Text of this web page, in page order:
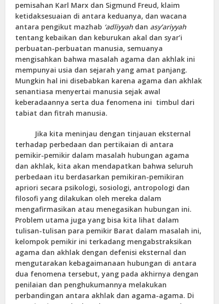
pemisahan Karl Marx dan Sigmund Freud, klaim
ketidaksesuaian di antara keduanya, dan wacana
antara pengikut mazhab ‘adliyyah dan asy’ariyyah
tentang kebaikan dan keburukan akal dan syar’i
perbuatan-perbuatan manusia, semuanya
mengisahkan bahwa masalah agama dan akhlak ini
mempunyai usia dan sejarah yang amat panjang.
Mungkin hal ini disebabkan karena agama dan akhlak
senantiasa menyertai manusia sejak awal
keberadaannya serta dua fenomena ini timbul dari
tabiat dan fitrah manusia.
Jika kita meninjau dengan tinjauan eksternal
terhadap perbedaan dan pertikaian di antara
pemikir-pemikir dalam masalah hubungan agama
dan akhlak, kita akan mendapatkan bahwa seluruh
perbedaan itu berdasarkan pemikiran-pemikiran
apriori secara psikologi, sosiologi, antropologi dan
filosofi yang dilakukan oleh mereka dalam
mengafirmasikan atau menegasikan hubungan ini.
Problem utama juga yang bisa kita lihat dalam
tulisan-tulisan para pemikir Barat dalam masalah ini,
kelompok pemikir ini terkadang mengabstraksikan
agama dan akhlak dengan defenisi eksternal dan
mengutarakan kebagaimanaan hubungan di antara
dua fenomena tersebut, yang pada akhirnya dengan
penilaian dan penghukumannya melakukan
perbandingan antara akhlak dan agama-agama. Di